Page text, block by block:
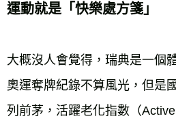
運動就是「快樂處方箋」
大概沒人會覺得，瑞典是一個
奧運奪牌紀錄不算風光，但是
列前茅，活躍老化指數（Active